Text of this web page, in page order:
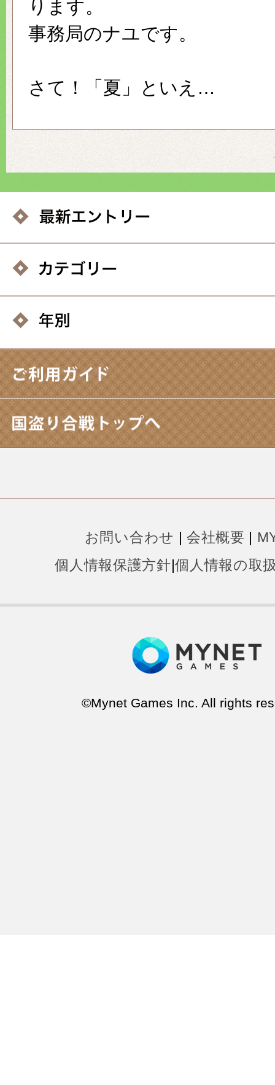
ります。
事務局のナユです。
さて！「夏」といえ…
お問い合わせ | 会社概要 |
個人情報保護方針|個人情報の取
©Mynet Games Inc. All rights